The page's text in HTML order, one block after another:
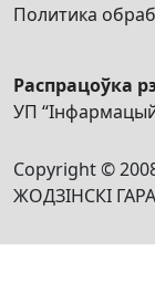
Политика
Распрацоўка
УП
Copyright ©
ЖОДЗІНСКІ